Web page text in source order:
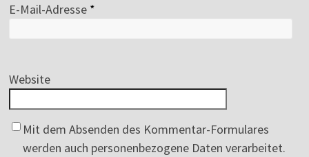
E-Mail-Adresse *
Website
Mit dem Absenden des Kommentar-Formulares
werden auch personenbezogene Daten verarbeitet.